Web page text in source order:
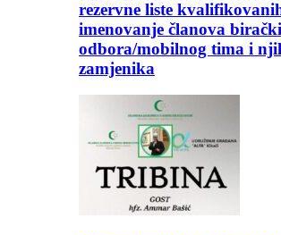
rezervne liste
imenovanje članova
odbora/mobilnog tima i
zamjenika